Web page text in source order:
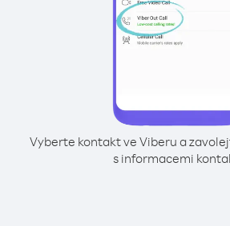
Vyberte kontakt ve Viberu a
s informacemi